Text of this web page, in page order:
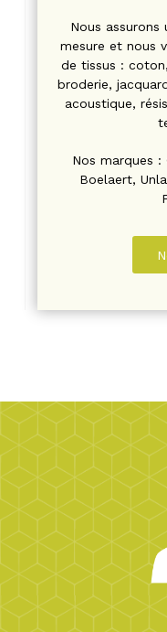
Nous
mesure et nous
de tissus :
broderie,
acoustique,
Nos marques :
Boelaert,